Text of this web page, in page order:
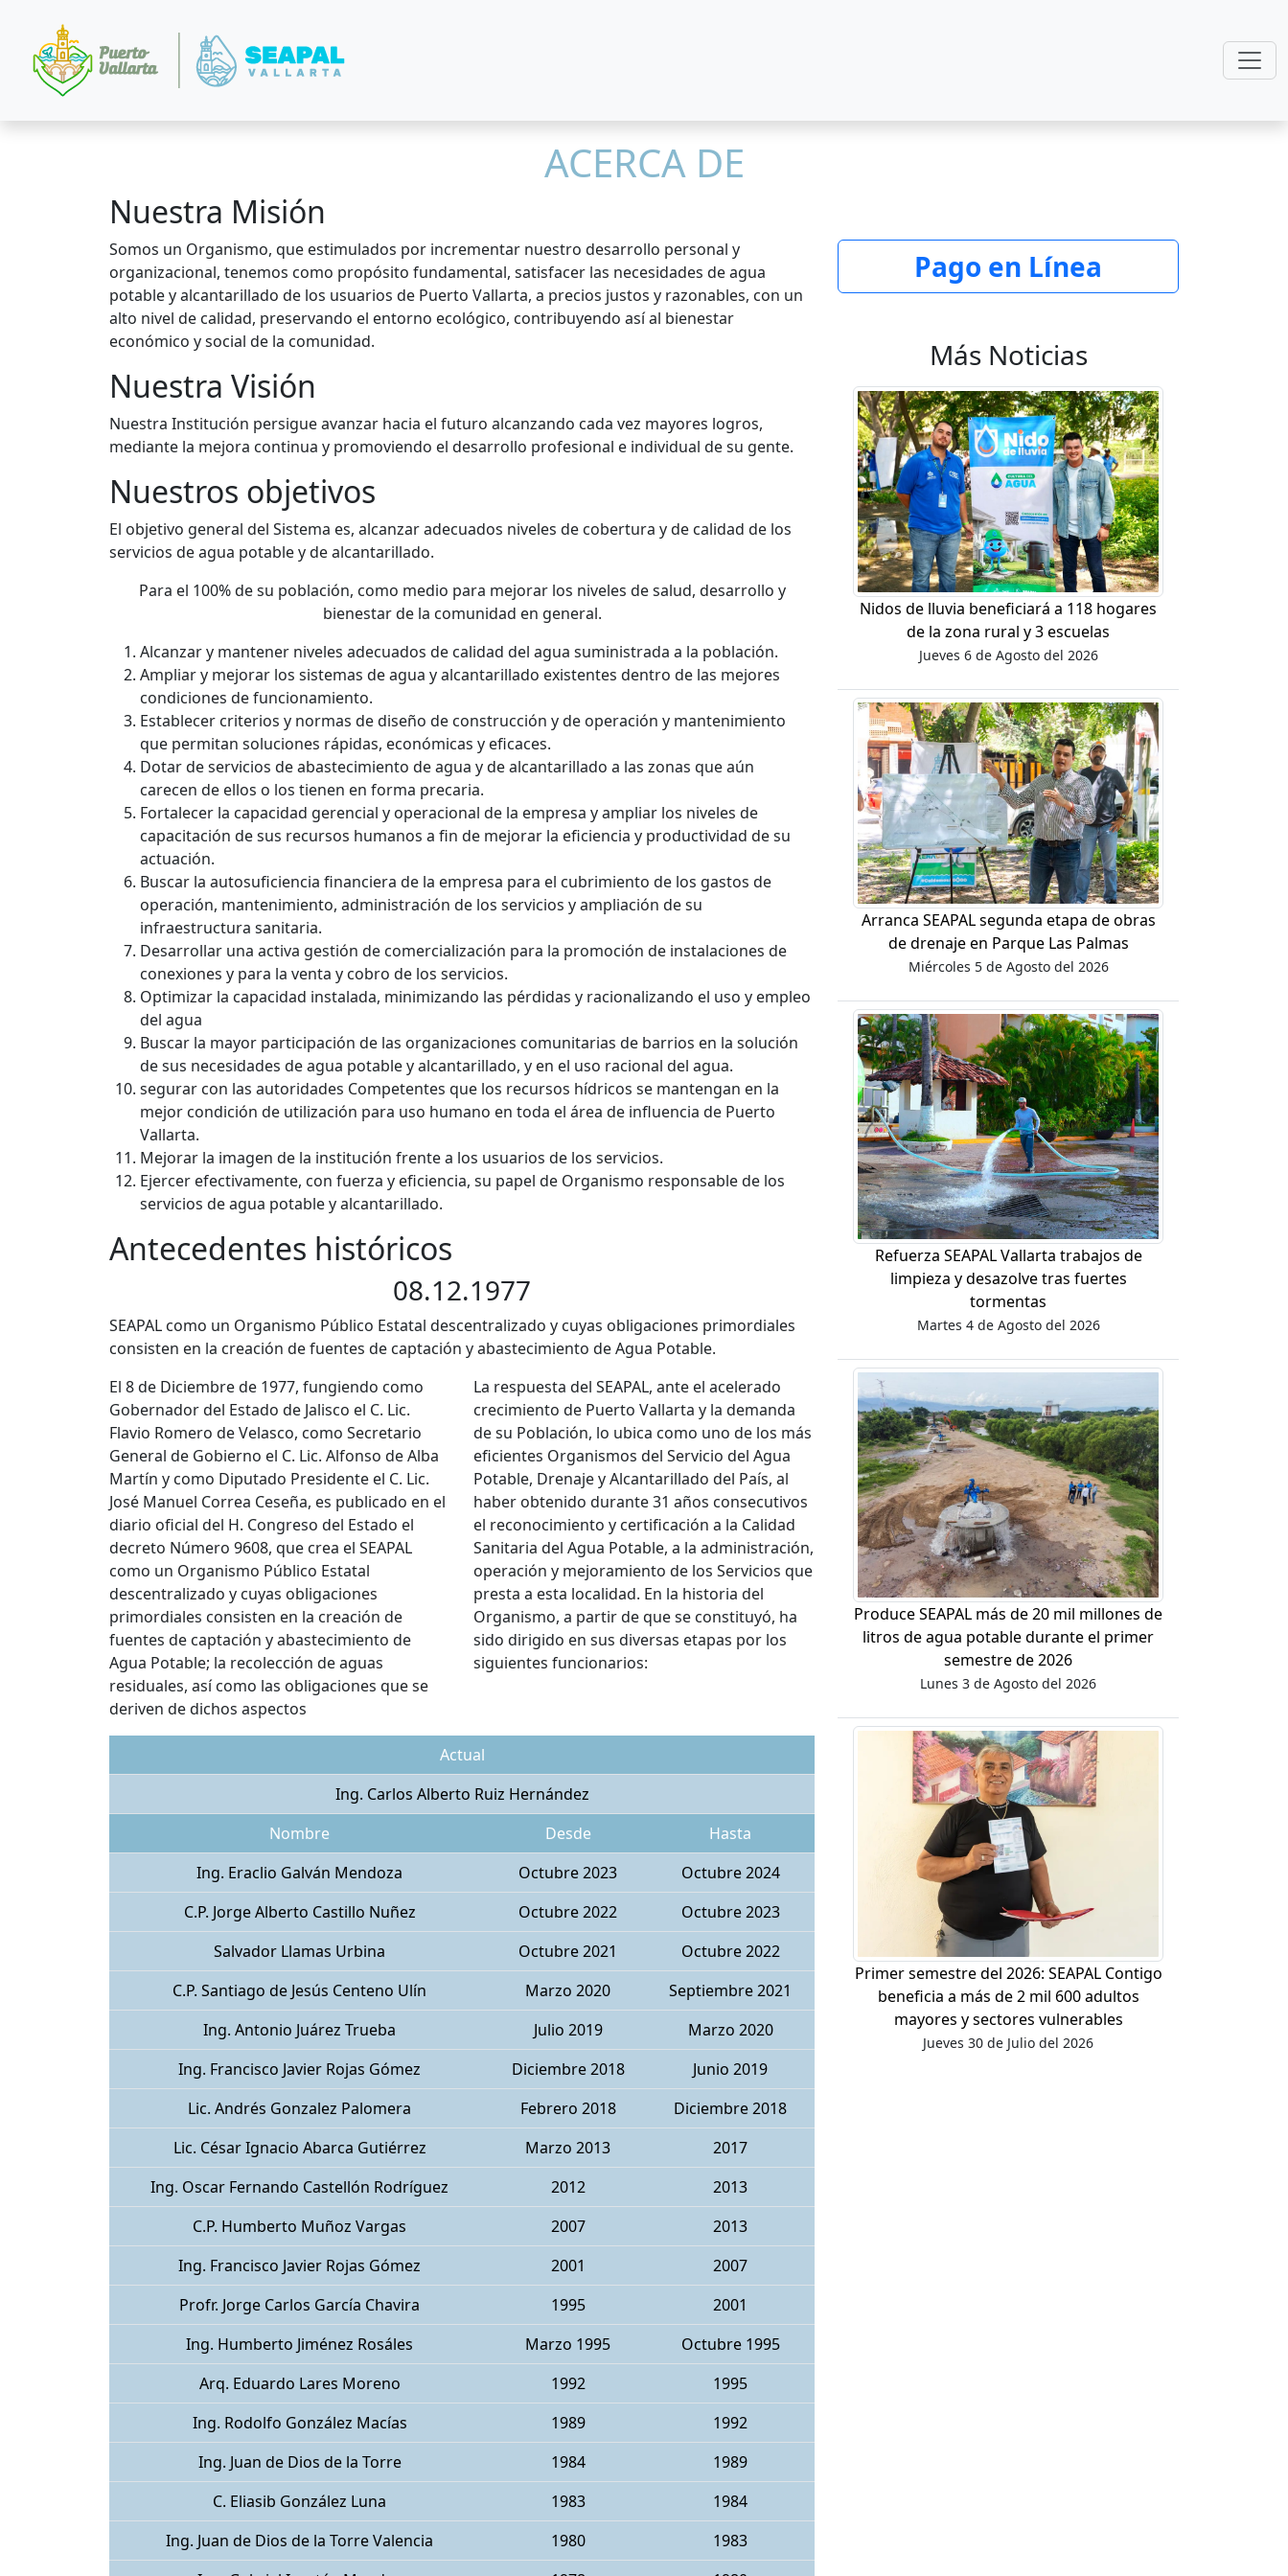
ACERCA DE
Nuestra Misión
Somos un Organismo, que estimulados por incrementar nuestro desarrollo personal y
organizacional, tenemos como propósito fundamental, satisfacer las necesidades de agua
potable y alcantarillado de los usuarios de Puerto Vallarta, a precios justos y razonables, con un
alto nivel de calidad, preservando el entorno ecológico, contribuyendo así al bienestar
económico y social de la comunidad.
Nuestra Visión
Nuestra Institución persigue avanzar hacia el futuro alcanzando cada vez mayores logros,
mediante la mejora continua y promoviendo el desarrollo profesional e individual de su gente.
Nuestros objetivos
El objetivo general del Sistema es, alcanzar adecuados niveles de cobertura y de calidad de los
servicios de agua potable y de alcantarillado.
Para el 100% de su población, como medio para mejorar los niveles de salud, desarrollo y
bienestar de la comunidad en general.
Alcanzar y mantener niveles adecuados de calidad del agua suministrada a la población.
Ampliar y mejorar los sistemas de agua y alcantarillado existentes dentro de las mejores
condiciones de funcionamiento.
Establecer criterios y normas de diseño de construcción y de operación y mantenimiento
que permitan soluciones rápidas, económicas y eficaces.
Dotar de servicios de abastecimiento de agua y de alcantarillado a las zonas que aún
carecen de ellos o los tienen en forma precaria.
Fortalecer la capacidad gerencial y operacional de la empresa y ampliar los niveles de
capacitación de sus recursos humanos a fin de mejorar la eficiencia y productividad de su
actuación.
Buscar la autosuficiencia financiera de la empresa para el cubrimiento de los gastos de
operación, mantenimiento, administración de los servicios y ampliación de su
infraestructura sanitaria.
Desarrollar una activa gestión de comercialización para la promoción de instalaciones de
conexiones y para la venta y cobro de los servicios.
Optimizar la capacidad instalada, minimizando las pérdidas y racionalizando el uso y empleo
del agua
Buscar la mayor participación de las organizaciones comunitarias de barrios en la solución
de sus necesidades de agua potable y alcantarillado, y en el uso racional del agua.
segurar con las autoridades Competentes que los recursos hídricos se mantengan en la
mejor condición de utilización para uso humano en toda el área de influencia de Puerto
Vallarta.
Mejorar la imagen de la institución frente a los usuarios de los servicios.
Ejercer efectivamente, con fuerza y eficiencia, su papel de Organismo responsable de los
servicios de agua potable y alcantarillado.
Antecedentes históricos
08.12.1977
SEAPAL como un Organismo Público Estatal descentralizado y cuyas obligaciones primordiales
consisten en la creación de fuentes de captación y abastecimiento de Agua Potable.
El 8 de Diciembre de 1977, fungiendo como
Gobernador del Estado de Jalisco el C. Lic.
Flavio Romero de Velasco, como Secretario
General de Gobierno el C. Lic. Alfonso de Alba
Martín y como Diputado Presidente el C. Lic.
José Manuel Correa Ceseña, es publicado en el
diario oficial del H. Congreso del Estado el
decreto Número 9608, que crea el SEAPAL
como un Organismo Público Estatal
descentralizado y cuyas obligaciones
primordiales consisten en la creación de
fuentes de captación y abastecimiento de
Agua Potable; la recolección de aguas
residuales, así como las obligaciones que se
deriven de dichos aspectos
La respuesta del SEAPAL, ante el acelerado
crecimiento de Puerto Vallarta y la demanda
de su Población, lo ubica como uno de los más
eficientes Organismos del Servicio del Agua
Potable, Drenaje y Alcantarillado del País, al
haber obtenido durante 31 años consecutivos
el reconocimiento y certificación a la Calidad
Sanitaria del Agua Potable, a la administración,
operación y mejoramiento de los Servicios que
presta a esta localidad. En la historia del
Organismo, a partir de que se constituyó, ha
sido dirigido en sus diversas etapas por los
siguientes funcionarios:
Actual
Ing. Carlos Alberto Ruiz Hernández
Nombre
Desde
Hasta
Ing. Eraclio Galván Mendoza
Octubre 2023
Octubre 2024
C.P. Jorge Alberto Castillo Nuñez
Octubre 2022
Octubre 2023
Salvador Llamas Urbina
Octubre 2021
Octubre 2022
C.P. Santiago de Jesús Centeno Ulín
Marzo 2020
Septiembre 2021
Ing. Antonio Juárez Trueba
Julio 2019
Marzo 2020
Ing. Francisco Javier Rojas Gómez
Diciembre 2018
Junio 2019
Lic. Andrés Gonzalez Palomera
Febrero 2018
Diciembre 2018
Lic. César Ignacio Abarca Gutiérrez
Marzo 2013
2017
Ing. Oscar Fernando Castellón Rodríguez
2012
2013
C.P. Humberto Muñoz Vargas
2007
2013
Ing. Francisco Javier Rojas Gómez
2001
2007
Profr. Jorge Carlos García Chavira
1995
2001
Ing. Humberto Jiménez Rosáles
Marzo 1995
Octubre 1995
Arq. Eduardo Lares Moreno
1992
1995
Ing. Rodolfo González Macías
1989
1992
Ing. Juan de Dios de la Torre
1984
1989
C. Eliasib González Luna
1983
1984
Ing. Juan de Dios de la Torre Valencia
1980
1983
Pago en Línea
Más Noticias
Nidos de lluvia beneficiará a 118 hogares
de la zona rural y 3 escuelas
Jueves 6 de Agosto del 2026
Arranca SEAPAL segunda etapa de obras
de drenaje en Parque Las Palmas
Miércoles 5 de Agosto del 2026
Refuerza SEAPAL Vallarta trabajos de
limpieza y desazolve tras fuertes
tormentas
Martes 4 de Agosto del 2026
Produce SEAPAL más de 20 mil millones de
litros de agua potable durante el primer
semestre de 2026
Lunes 3 de Agosto del 2026
Primer semestre del 2026: SEAPAL Contigo
beneficia a más de 2 mil 600 adultos
mayores y sectores vulnerables
Jueves 30 de Julio del 2026